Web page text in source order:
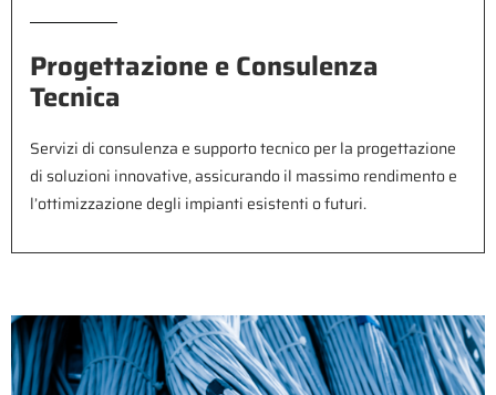
Progettazione e Consulenza
Tecnica
Servizi di consulenza e supporto tecnico per la progettazione
di soluzioni innovative, assicurando il massimo rendimento e
l’ottimizzazione degli impianti esistenti o futuri.